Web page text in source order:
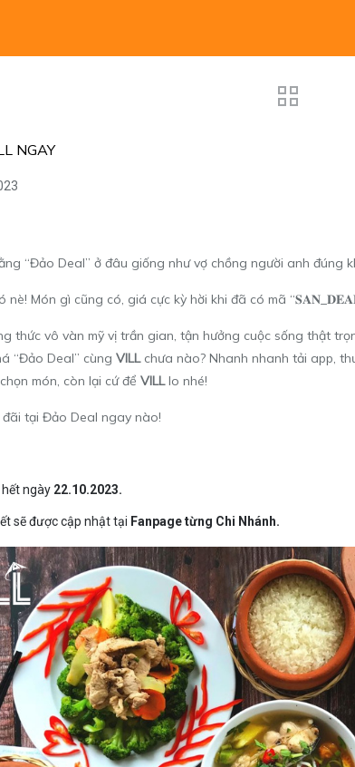
NGAY
“Đảo Deal” ở đâu giống như vợ chồng người anh đúng
nè!Món gì cũng có, giá cực kỳ hời khi đã có mã
thức vô vàn mỹ vị trần gian, tận hưởng cuộc sống thật
“Đảo Deal” cùngVILLchưa nào? Nhanh nhanh tải app,
món, còn lại cứ đểVILLlo nhé!
tại Đảo Deal ngay nào!
hết ngày 22.10.2023.
sẽ được cập nhật tại Fanpage từng Chi Nhánh.